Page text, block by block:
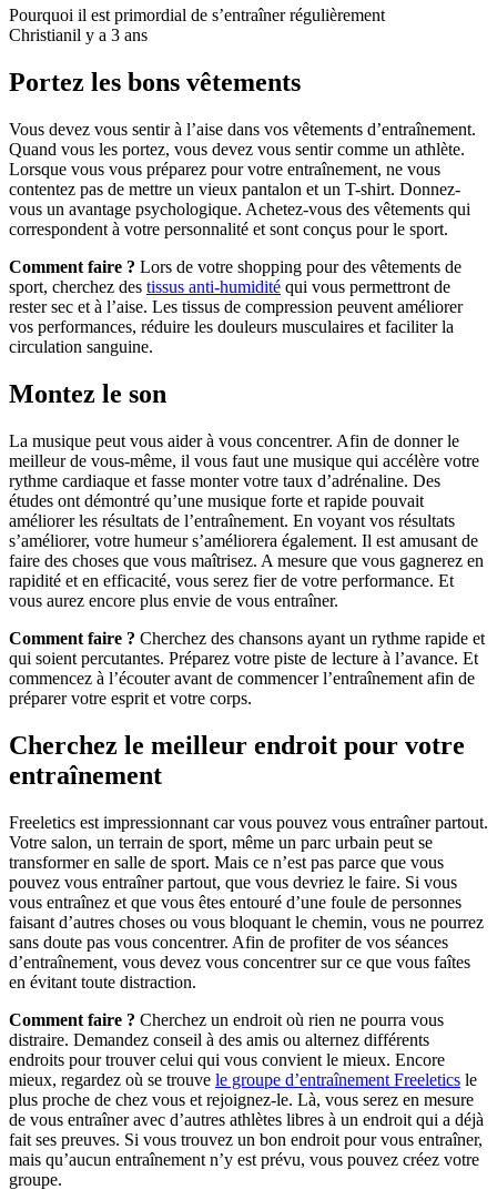
Pourquoi il est primordial de s’entraîner régulièrement
Christianil y a 3 ans
Portez les bons vêtements
Vous devez vous sentir à l’aise dans vos vêtements d’entraînement.
Quand vous les portez, vous devez vous sentir comme un athlète.
Lorsque vous vous préparez pour votre entraînement, ne vous
contentez pas de mettre un vieux pantalon et un T-shirt. Donnez-
vous un avantage psychologique. Achetez-vous des vêtements qui
correspondent à votre personnalité et sont conçus pour le sport.
Comment faire ? Lors de votre shopping pour des vêtements de
sport, cherchez des tissus anti-humidité qui vous permettront de
rester sec et à l’aise. Les tissus de compression peuvent améliorer
vos performances, réduire les douleurs musculaires et faciliter la
circulation sanguine.
Montez le son
La musique peut vous aider à vous concentrer. Afin de donner le
meilleur de vous-même, il vous faut une musique qui accélère votre
rythme cardiaque et fasse monter votre taux d’adrénaline. Des
études ont démontré qu’une musique forte et rapide pouvait
améliorer les résultats de l’entraînement. En voyant vos résultats
s’améliorer, votre humeur s’améliorera également. Il est amusant de
faire des choses que vous maîtrisez. A mesure que vous gagnerez en
rapidité et en efficacité, vous serez fier de votre performance. Et
vous aurez encore plus envie de vous entraîner.
Comment faire ? Cherchez des chansons ayant un rythme rapide et
qui soient percutantes. Préparez votre piste de lecture à l’avance. Et
commencez à l’écouter avant de commencer l’entraînement afin de
préparer votre esprit et votre corps.
Cherchez le meilleur endroit pour votre
entraînement
Freeletics est impressionnant car vous pouvez vous entraîner partout.
Votre salon, un terrain de sport, même un parc urbain peut se
transformer en salle de sport. Mais ce n’est pas parce que vous
pouvez vous entraîner partout, que vous devriez le faire. Si vous
vous entraînez et que vous êtes entouré d’une foule de personnes
faisant d’autres choses ou vous bloquant le chemin, vous ne pourrez
sans doute pas vous concentrer. Afin de profiter de vos séances
d’entraînement, vous devez vous concentrer sur ce que vous faîtes
en évitant toute distraction.
Comment faire ? Cherchez un endroit où rien ne pourra vous
distraire. Demandez conseil à des amis ou alternez différents
endroits pour trouver celui qui vous convient le mieux. Encore
mieux, regardez où se trouve le groupe d’entraînement Freeletics le
plus proche de chez vous et rejoignez-le. Là, vous serez en mesure
de vous entraîner avec d’autres athlètes libres à un endroit qui a déjà
fait ses preuves. Si vous trouvez un bon endroit pour vous entraîner,
mais qu’aucun entraînement n’y est prévu, vous pouvez créez votre
groupe.